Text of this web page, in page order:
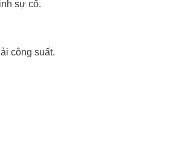
sự cố.
công suất.